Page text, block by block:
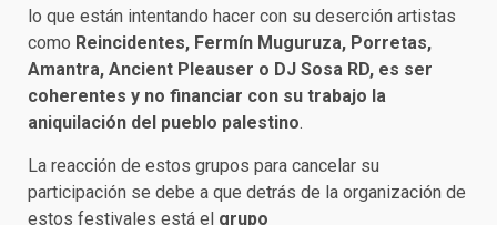
lo que están intentando hacer con su deserción artistas
como Reincidentes, Fermín Muguruza, Porretas,
Amantra, Ancient Pleauser o DJ Sosa RD, es ser
coherentes y no financiar con su trabajo la
aniquilación del pueblo palestino.
La reacción de estos grupos para cancelar su
participación se debe a que detrás de la organización de
estos festivales está el grupo